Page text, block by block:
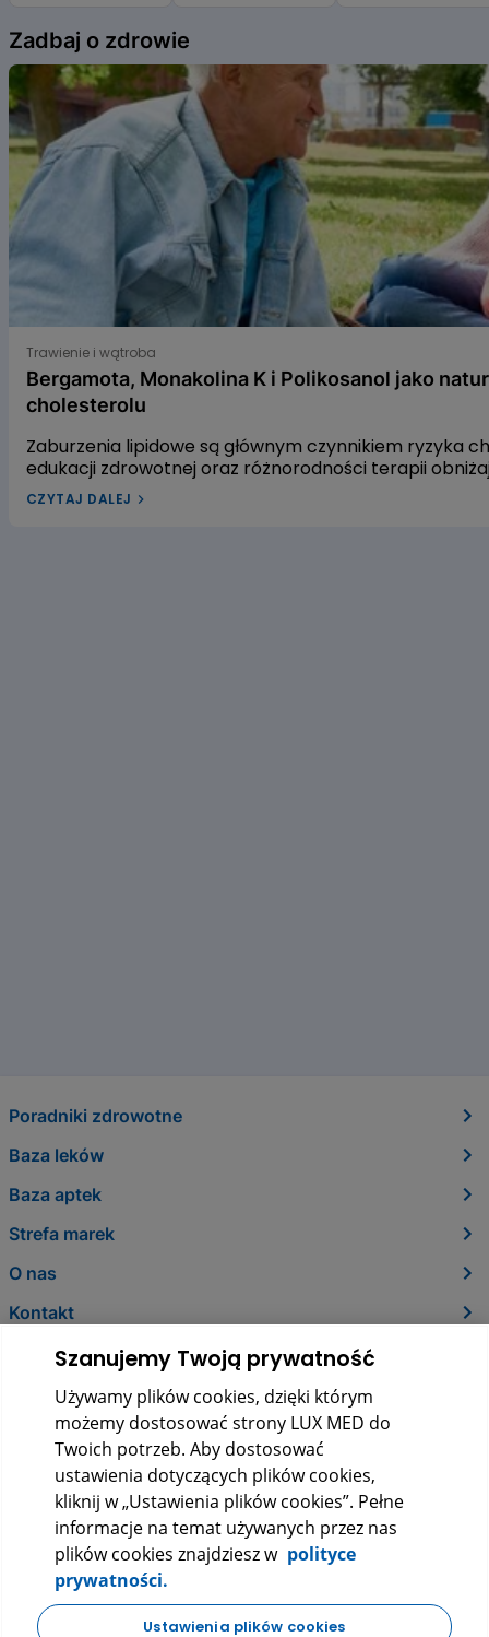
1
of
6
Zadbaj o zdrowie
Trawienie i wątroba
Bergamota, Monakolina K i Polikosanol jako
cholesterolu
Zaburzenia lipidowe są głównym czynnikiem ryzyka
edukacji zdrowotnej oraz różnorodności terapii
leczenia dyslipidemii w Polsce pozostaje
dyslipidemią? W naszym artykule przyjrzymy się
CZYTAJ DALEJ
Poradniki zdrowotne
Baza leków
Baza aptek
Strefa marek
O nas
Kontakt
LUX MED Sp. z o.o.
ul. Szturmowa 2, 02-678 Warszawa
KRS: 0000265353
NIP: 5272523080
REGON: 140723603
Szanujemy Twoją prywatność
Używamy plików cookies, dzięki którym
możemy dostosować strony LUX MED do
Twoich potrzeb. Aby dostosować
ustawienia dotyczących plików cookies,
kliknij w „Ustawienia plików cookies”. Pełne
informacje na temat używanych przez nas
plików cookies znajdziesz w polityce
prywatności.
Ustawienia plików cookies